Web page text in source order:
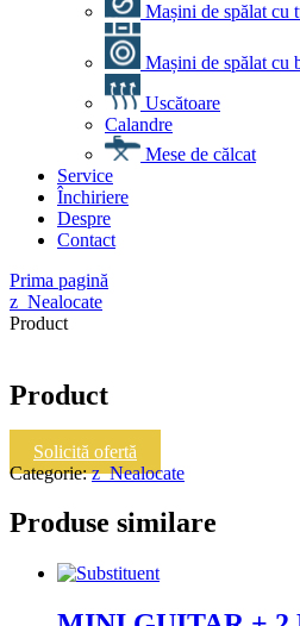
Mașini de spălat cu
Mașini de spălat cu
Uscătoare
Calandre
Mese de călcat
Service
Închiriere
Despre
Contact
Prima pagină
z_Nealocate
Product
Product
Solicită ofertă
Categorie:z_Nealocate
Produse similare